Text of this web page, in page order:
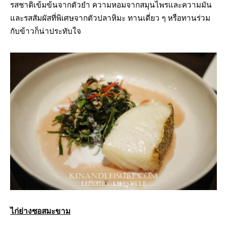
รสชาติเข้มข้นจากตัวยำ ความหอมจากสมุนไพรและความมัน
และรสสัมผัสที่พิเศษจากตัวปลาหิมะ ทานเดี่ยว ๆ หรือทานร่วม
กับข้าวก็น่าประทับใจ
ไก่ย่างซอสมะขาม